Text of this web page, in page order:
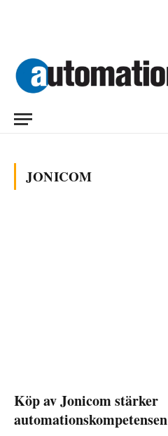
JONICOM
Köp av Jonicom stärker
automationskompetensen